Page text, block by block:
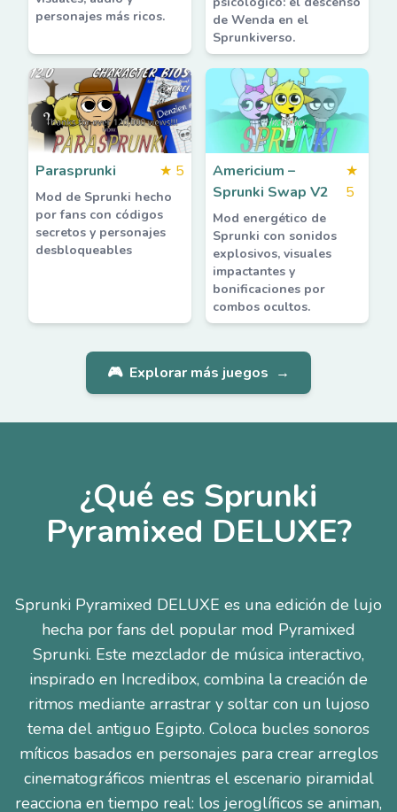
personajes más ricos.
de Wenda en el
Sprunkiverso.
Parasprunki ★ 5
Mod de Sprunki hecho
por fans con códigos
secretos y personajes
desbloqueables
Americium –
Sprunki Swap V2
★
5
Mod energético de
Sprunki con sonidos
explosivos, visuales
impactantes y
bonificaciones por
combos ocultos.
🎮 Explorar más juegos →
¿Qué es Sprunki
Pyramixed DELUXE?
Sprunki Pyramixed DELUXE es una edición de lujo
hecha por fans del popular mod Pyramixed
Sprunki. Este mezclador de música interactivo,
inspirado en Incredibox, combina la creación de
ritmos mediante arrastrar y soltar con un lujoso
tema del antiguo Egipto. Coloca bucles sonoros
míticos basados en personajes para crear arreglos
cinematográficos mientras el escenario piramidal
reacciona en tiempo real: los jeroglíficos se animan,